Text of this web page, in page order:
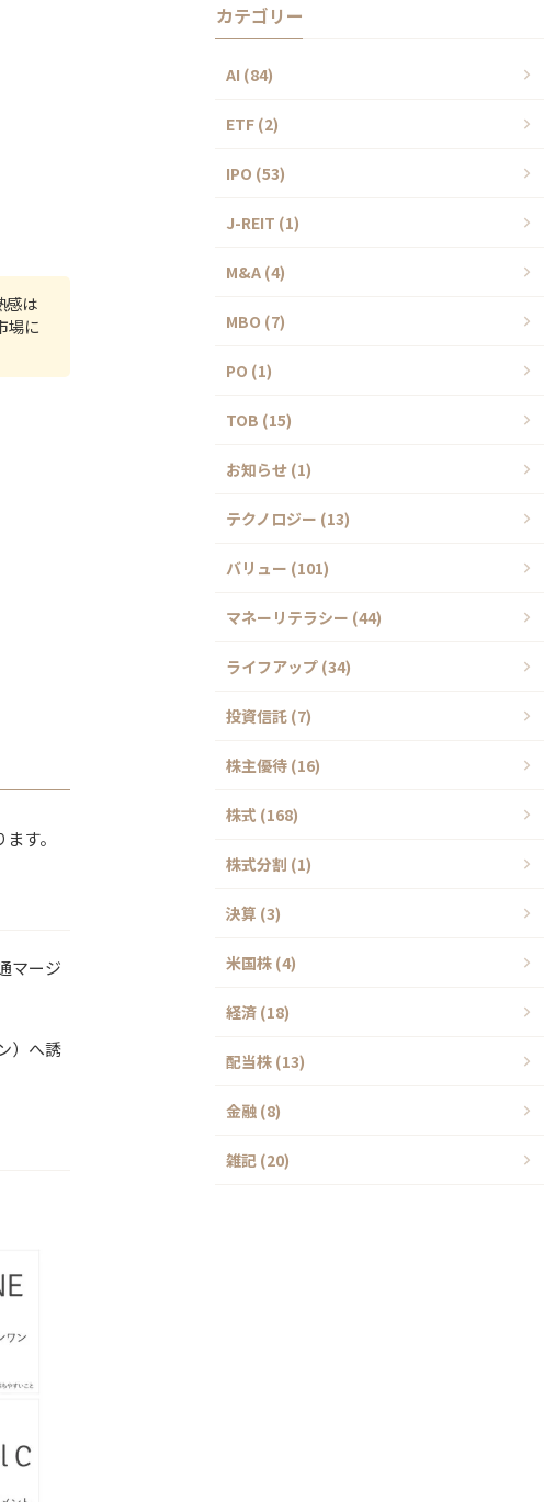
感は
場に
す。
マージ
）へ誘
カテゴリー
AI (84)
ETF (2)
IPO (53)
J-REIT (1)
M&A (4)
MBO (7)
PO (1)
TOB (15)
お知らせ (1)
テクノロジー (13)
バリュー (101)
マネーリテラシー (44)
ライフアップ (34)
投資信託 (7)
株主優待 (16)
株式 (168)
株式分割 (1)
決算 (3)
米国株 (4)
経済 (18)
配当株 (13)
金融 (8)
雑記 (20)